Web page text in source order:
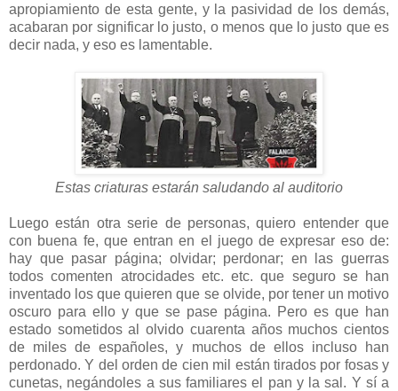
apropiamiento de esta gente, y la pasividad de los demás,
acabaran por significar lo justo, o menos que lo justo que es
decir nada, y eso es lamentable.
Estas criaturas estarán saludando al auditorio
Luego están otra serie de personas, quiero entender que
con buena fe, que entran en el juego de expresar eso de:
hay que pasar página; olvidar; perdonar; en las guerras
todos comenten atrocidades etc. etc. que seguro se han
inventado los que quieren que se olvide, por tener un motivo
oscuro para ello y que se pase página. Pero es que han
estado sometidos al olvido cuarenta años muchos cientos
de miles de españoles, y muchos de ellos incluso han
perdonado. Y del orden de cien mil están tirados por fosas y
cunetas, negándoles a sus familiares el pan y la sal. Y sí a